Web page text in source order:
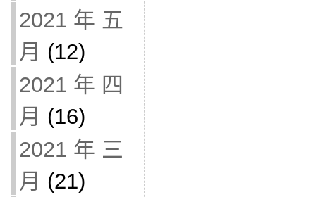
2021 年 五
月 (12)
2021 年 四
月 (16)
2021 年 三
月 (21)